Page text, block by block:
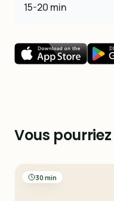
15-20 min
Vous
30 min